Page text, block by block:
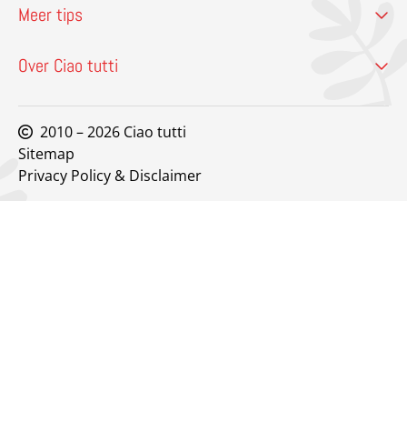
Meer tips
Over Ciao tutti
2010 – 2026 Ciao tutti
Sitemap
Privacy Policy & Disclaimer